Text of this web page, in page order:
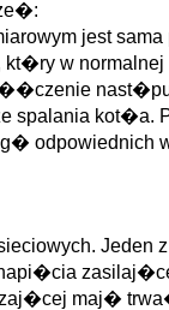
jest
w
spalania
odpowiednich
Jeden
maj�